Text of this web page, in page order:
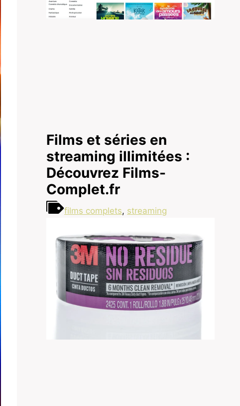
Films et séries en
streaming illimitées :
Découvrez Films-
Complet.fr
films complets, streaming